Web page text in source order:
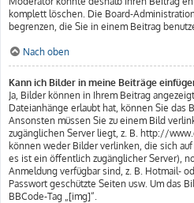
komplett löschen. Die Board-
begrenzen, die Sie in einem Beitrag
Nach oben
Kann ich Bilder in meine Beiträge
Ja, Bilder können in Ihrem Beitrag
Dateianhänge erlaubt hat, können Sie das
Ansonsten müssen Sie zu einem Bild
zugänglichen Server liegt, z. B. http://
können weder Bilder verlinken, die sich
es ist ein öffentlich zugänglicher Server),
Anmeldung verfügbar sind, z. B. Hotmail-
Passwort geschützte Seiten usw. Um das
BBCode-Tag „[img]“.